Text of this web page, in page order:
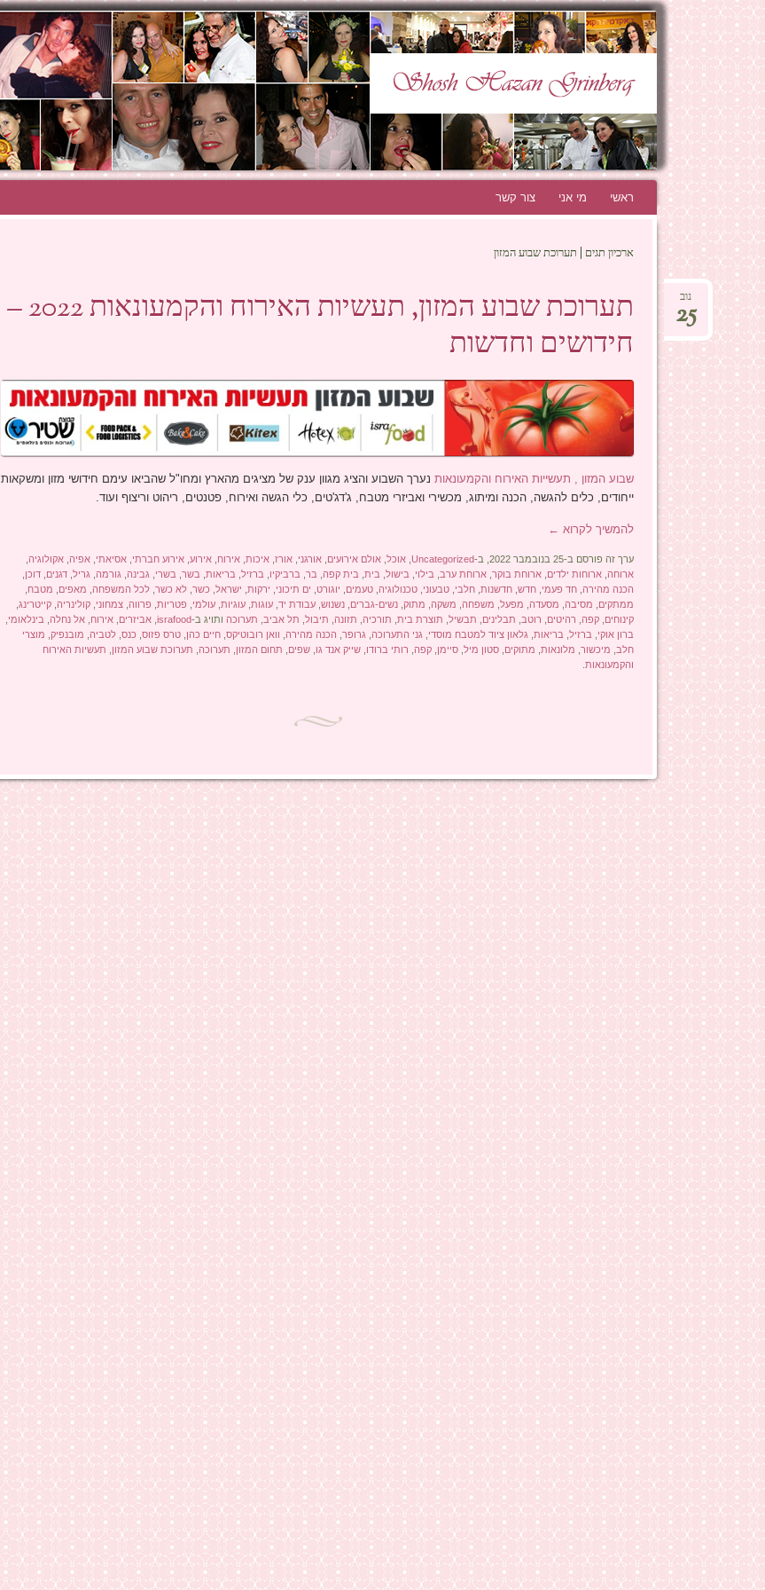
SHOSH HAZAN GRINBERG
THE BEST BLOG EVER!
לדלג לתוכן
ראשי מי אני צור קשר
ארכיון תגים | תערוכת שבוע המזון
תערוכת שבוע המזון, תעשיות האירוח והקמעונאות 2022 –
חידושים וחדשות
נוב
25
שבוע המזון , תעשייות האירוח והקמעונאותנערך השבוע והציג מגוון ענק של מציגים מהארץ ומחו"ל שהביאו עימם חידושי מזון ומשקאות
ייחודים, כלים להגשה, הכנה ומיתוג, מכשירי ואביזרי מטבח, ג'דג'טים, כלי הגשה ואירוח, פטנטים, ריהוט וריצוף ועוד.
להמשיך לקרוא ←
ערך זה פורסם ב-25 בנובמבר 2022, ב- Uncategorized אוכל, אולם אירועים אורגני אורז, איכות, אירוח אירוע, אירוע חברתי אסיאתי אפיה, אקולוגיה,
ארוחה, ארוחות ילדים ארוחת בוקר, ארוחת ערב, בילוי בישול, בית, בית קפה, בר, ברביקיו ברזיל, בריאות, בשר, בשרי גבינה, גורמה, גריל, דגנים דוכן
הכנה מהירה, חד פעמי חדש, חדשנות, חלבי טבעוני טכנולוגיה, טעמים יוגורט ים תיכוני ירקות, ישראל, כשר, לא כשר, לכל המשפחה, מאפים מטבח
ממתקים
מסיבה, מסעדה, מפעל, משפחה, משקה, מתוק, נשים-גברים נשנוש, עבודת יד, עוגות, עוגיות, עולמי פטריות, פרווה, צמחוני קולינריה, קייטרינג,
קינוחים קפה, רהיטים רוטב, תבלינים תבשיל, תוצרת בית, תורכיה, תזונה, תיבול, תל אביב, תערוכהותויג ב-israfood
, אביזרים אירוח אל נחלה, בינלאומי
ברון אוקי
ברזיל, בריאות, גלאון ציוד למטבח מוסדי גני התערוכה, גרופר, הכנה מהירה, וואן רובוטיקס, חיים כהן טרס פזוס, כנס, לטביה, מובנפיק, מוצרי
חלב, מיכשור, מלונאות, מתוקים סטון מיל, סיימן קפה, רותי ברודו שייק אנד גו שפים תחום המזון תערוכה, תערוכת שבוע המזון
תעשיות האירוח
והקמעונאות.
ניווט בפוסטים